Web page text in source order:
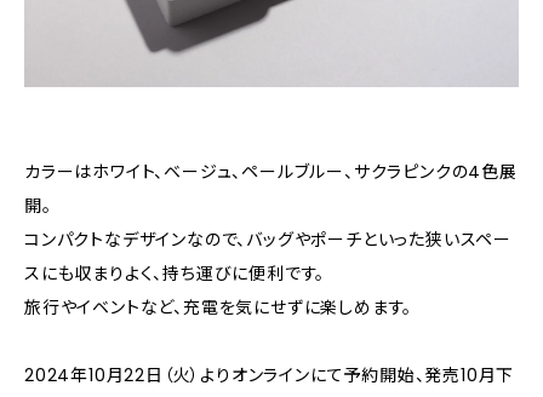
カラーはホワイト、ベージュ、ペールブルー、サクラピンクの4色展
開。
コンパクトなデザインなので、バッグやポーチといった狭いスペー
スにも収まりよく、持ち運びに便利です。
旅行やイベントなど、充電を気にせずに楽しめます。
2024年10月22日（火）よりオンラインにて予約開始、発売10月下